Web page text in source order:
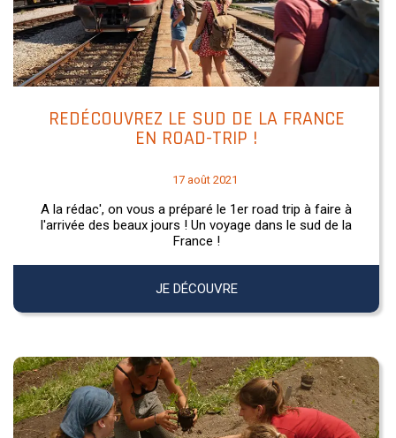
REDÉCOUVREZ LE SUD DE LA FRANCE
EN ROAD-TRIP !
17 août 2021
A la rédac', on vous a préparé le 1er road trip à faire à
l'arrivée des beaux jours ! Un voyage dans le sud de la
France !
JE DÉCOUVRE